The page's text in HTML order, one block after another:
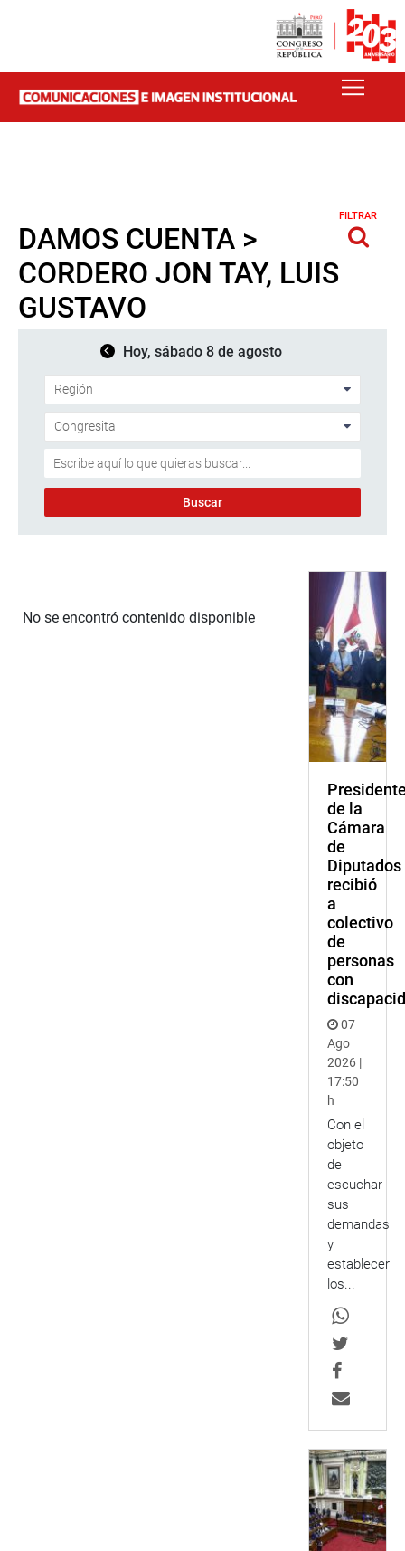
DAMOS CUENTA >
CORDERO JON TAY, LUIS
GUSTAVO
FILTRAR
Hoy, sábado 8 de agosto
No se encontró contenido disponible
de la
Cámara
de
Diputados
recibió
a
colectivo
de
personas
con
07
Ago
2026 |
17:50
h
Con el
objeto
de
escuchar
sus
demandas
y
establecer
los...